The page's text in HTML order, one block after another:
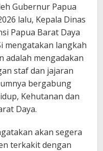
Gubernur Papua
lalu, Kepala Dinas
Papua Barat Daya
mengatakan langkah
adalah mengadakan
staf dan jajaran
bergabung
Kehutanan dan
Daya.
akan segera
terkakit dengan